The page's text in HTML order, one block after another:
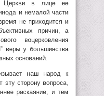
Церкви в лице ее
и немалой части
не приходится и
причин, а
воцерковления
веры у большинства
оснований.
наш народ к
эту сторону вопроса,
раскаяние, и тем